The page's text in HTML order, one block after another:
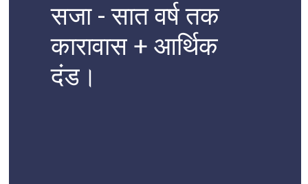
सजा - सात वर्ष तक
कारावास + आर्थिक
दंड।